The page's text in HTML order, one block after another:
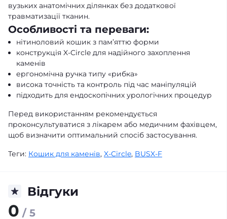
вузьких анатомічних ділянках без додаткової
травматизації тканин.
Особливості та переваги:
нітиноловий кошик з пам’яттю форми
конструкція X-Circle для надійного захоплення
каменів
ергономічна ручка типу «рибка»
висока точність та контроль під час маніпуляцій
підходить для ендоскопічних урологічних процедур
Перед використанням рекомендується
проконсультуватися з лікарем або медичним фахівцем,
щоб визначити оптимальний спосіб застосування.
Теги: Кошик для каменів, X-Circle, BUSX-F
Відгуки
0 / 5